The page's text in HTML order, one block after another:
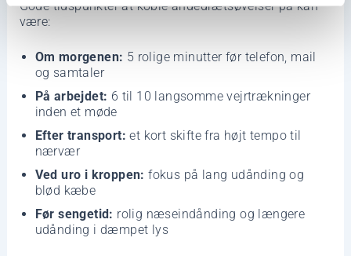
Gode tidspunkter at koble åndedrætsøvelser på kan
være:
Om morgenen: 5 rolige minutter før telefon, mail
og samtaler
På arbejdet: 6 til 10 langsomme vejrtrækninger
inden et møde
Efter transport: et kort skifte fra højt tempo til
nærvær
Ved uro i kroppen: fokus på lang udånding og
blød kæbe
Før sengetid: rolig næseindånding og længere
udånding i dæmpet lys